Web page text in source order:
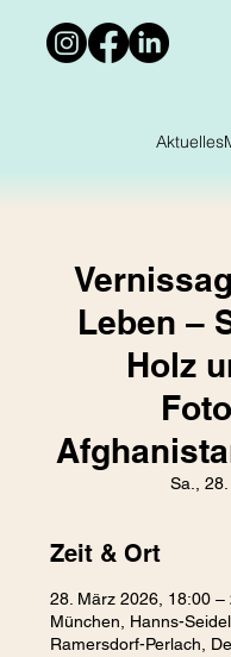
Aktuelles
Leben –
Holz
Sa.,
Zeit & Ort
28. März 2026, 18:00 –
München, Hanns-
Ramersdorf-Perlach,